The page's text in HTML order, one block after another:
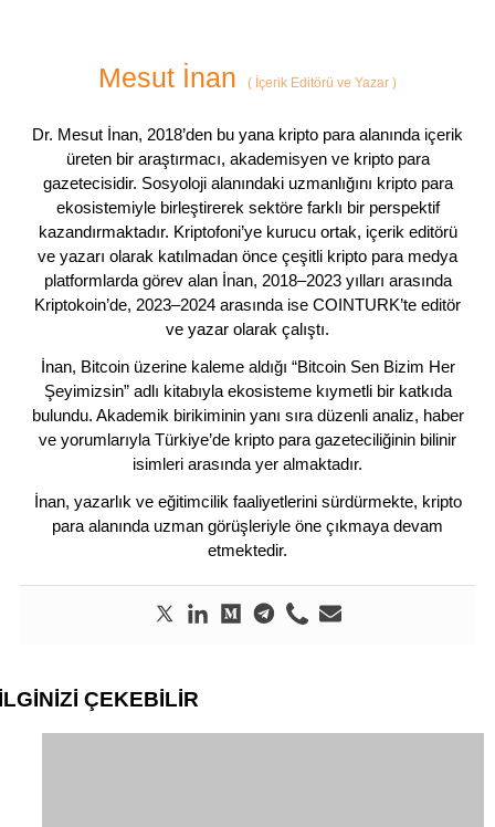
Mesut İnan ( İçerik Editörü ve Yazar )
Dr. Mesut İnan, 2018’den bu yana kripto para alanında içerik
üreten bir araştırmacı, akademisyen ve kripto para
gazetecisidir. Sosyoloji alanındaki uzmanlığını kripto para
ekosistemiyle birleştirerek sektöre farklı bir perspektif
kazandırmaktadır. Kriptofoni’ye kurucu ortak, içerik editörü
ve yazarı olarak katılmadan önce çeşitli kripto para medya
platformlarda görev alan İnan, 2018–2023 yılları arasında
Kriptokoin’de, 2023–2024 arasında ise COINTURK’te editör
ve yazar olarak çalıştı.
İnan, Bitcoin üzerine kaleme aldığı “Bitcoin Sen Bizim Her
Şeyimizsin” adlı kitabıyla ekosisteme kıymetli bir katkıda
bulundu. Akademik birikiminin yanı sıra düzenli analiz, haber
ve yorumlarıyla Türkiye’de kripto para gazeteciliğinin bilinir
isimleri arasında yer almaktadır.
İnan, yazarlık ve eğitimcilik faaliyetlerini sürdürmekte, kripto
para alanında uzman görüşleriyle öne çıkmaya devam
etmektedir.
ÇEKEBİLİR